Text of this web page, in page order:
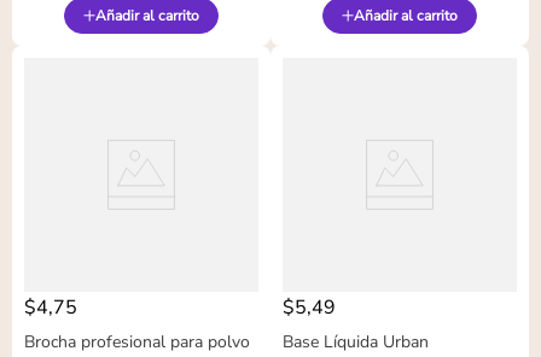
Añadir al carrito Añadir al carrito
$4,75
Brocha profesional para polvo
$5,49
Base Líquida Urban